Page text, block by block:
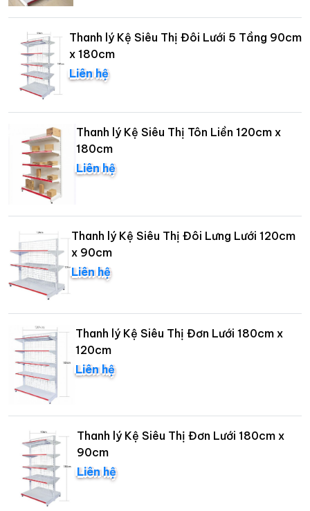
Thanh lý Kệ Siêu Thị Đôi Lưới 5 Tầng 90cm
x 180cm
Liên hệ
Thanh lý Kệ Siêu Thị Tôn Liền 120cm x
180cm
Liên hệ
Thanh lý Kệ Siêu Thị Đôi Lưng Lưới 120cm
x 90cm
Liên hệ
Thanh lý Kệ Siêu Thị Đơn Lưới 180cm x
120cm
Liên hệ
Thanh lý Kệ Siêu Thị Đơn Lưới 180cm x
90cm
Liên hệ